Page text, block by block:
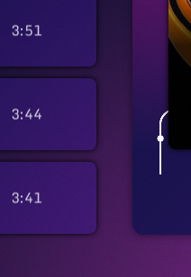
3:51
3:44
3:41